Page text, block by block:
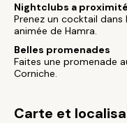
Nightclubs a proximité
Prenez un cocktail
animée de Hamra.
Belles promenades
Faites une promenade
Corniche.
Carte et